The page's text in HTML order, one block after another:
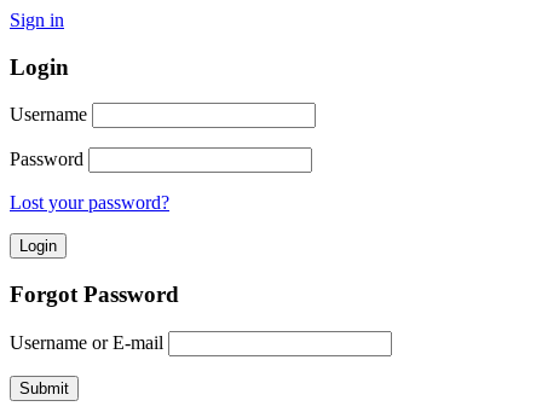
Sign in
Login
Username
Password
Lost your password?
Forgot Password
Username or E-mail